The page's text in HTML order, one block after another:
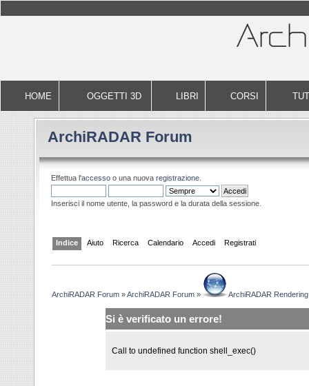
HOME OGGETTI 3D LIBRI CORSI
ArchiRADAR Forum
Effettua l'accesso o una nuova registrazione.
Inserisci il nome utente, la password e la durata della sessione.
Indice Aiuto Ricerca Calendario Accedi Registrati
ArchiRADAR Forum »ArchiRADAR Forum » ArchiRADAR
Si è verificato un errore!
Call to undefined function shell_exec()